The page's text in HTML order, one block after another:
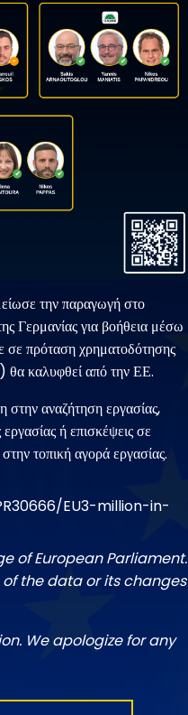
την παραγωγή στο
Γερμανίας για βοήθεια μέσω
πρόταση χρηματοδότησης
καλυφθεί από την ΕΕ.
στην αναζήτηση εργασίας,
ή επισκέψεις σε
τοπική αγορά εργασίας.
EU3-million-in-
of European Parliament.
the data or its changes
We apologize for any